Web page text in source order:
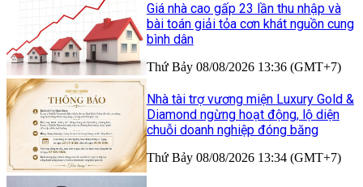
Giá nhà cao gấp 23 lần thu nhập và
bài toán giải tỏa cơn khát nguồn cung
bình dân
Thứ Bảy 08/08/2026 13:36 (GMT+7)
Nhà tài trợ vương miện Luxury Gold &
Diamond ngừng hoạt động, lộ diện
chuỗi doanh nghiệp đóng băng
Thứ Bảy 08/08/2026 13:34 (GMT+7)